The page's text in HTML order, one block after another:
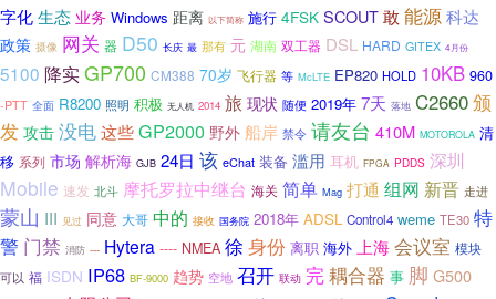
字化生态 业务 Windows 距离 以下简称 施行 4FSK SCOUT敢 能源科达
政策 摄像 网关 器 D50 长庆 最 那有 元 湖南 双工器 DSL HARD GITEX 4月份
5100 降实GP700 CM388 70岁 飞行器 等 McLTE EP820 HOLD 10KB 960
-PTT 全面 R8200 照明 积极 无人机 2014 旅 现状 随便 2019年 7天 落地 C2660颁
发 攻击 没电这些GP2000 野外 船岸 禁令 请友台 410M MOTOROLA 清
移 系列 市场 解析海 GJB 24日 该 eChat 装备 滥用 耳机 FPGA PDDS 深圳
Mobile 速发 北斗 摩托罗拉中继台 海关 简单 Mag 打通 组网 新晋 走进
蒙山 III 见过 同意 大哥 中的 接收 国务院 2018年 ADSL Control4 weme TE30 特
警 门禁 消防 --- Hytera ---- NMEA 徐 身份 离职 海外 上海会议室 模块
可以 福 ISDN IP68 BF-9000 趋势 空地 召开 联动 完耦合器 事 脚 G500